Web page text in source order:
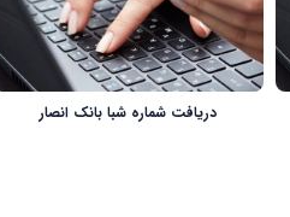
دریافت شماره شبا بانک انصار